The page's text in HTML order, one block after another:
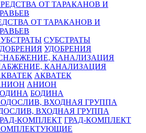
ОТ ТАРАКАНОВ И
СУБСТРАТЫ
УДОБРЕНИЯ
КАНАЛИЗАЦИЯ
АКВАТЕК
АНИОН
БОДИНА
ВХОДНАЯ ГРУППА
ГРАД-КОМПЛЕКТ